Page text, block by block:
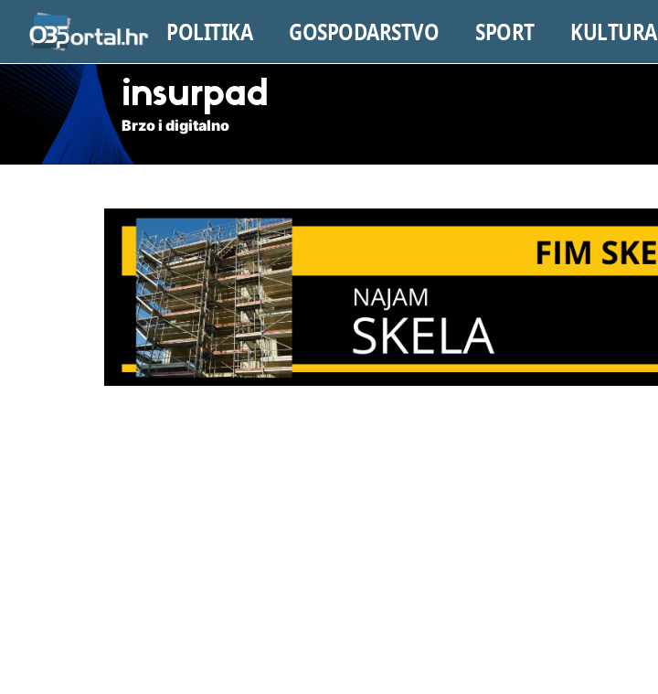
POLITIKA GOSPODARSTVO SPORT KULTURA
insurpad
Brzo i digitalno